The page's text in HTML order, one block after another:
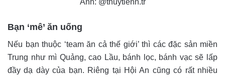
Ảnh: @thuytienn.tr
Bạn ‘mê’ ăn uống
Nếu bạn thuộc ‘team ăn cả thế giới’ thì các đặc sản miền
Trung như mì Quảng, cao Lầu, bánh lọc, bánh vạc sẽ lấp
đầy dạ dày của bạn. Riêng tại Hội An cũng có rất nhiều